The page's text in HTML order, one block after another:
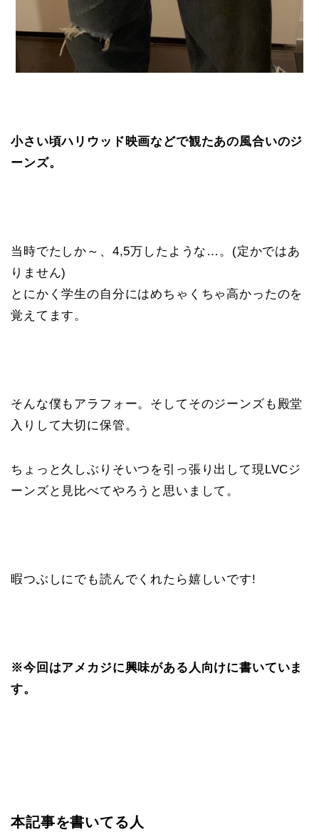
小さい頃ハリウッド映画などで観たあの風合いのジ
ーンズ。
当時でたしか～、4,5万したような…。(定かではあ
りません)
とにかく学生の自分にはめちゃくちゃ高かったのを
覚えてます。
そんな僕もアラフォー。そしてそのジーンズも殿堂
入りして大切に保管。
ちょっと久しぶりそいつを引っ張り出して現LVCジ
ーンズと見比べてやろうと思いまして。
暇つぶしにでも読んでくれたら嬉しいです!
※今回はアメカジに興味がある人向けに書いていま
す。
本記事を書いてる人